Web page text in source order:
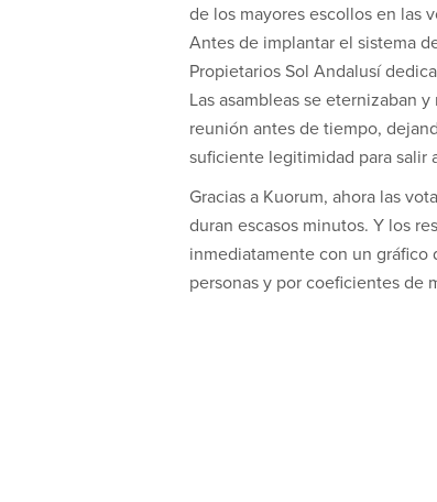
de los mayores escollos en las
Antes de implantar el sistema
Propietarios Sol Andalusí
Las asambleas se eternizaban
reunión antes de tiempo,
suficiente legitimidad para salir
Gracias a Kuorum, ahora las
duran escasos minutos. Y los
inmediatamente con un gráfico
personas y por coeficientes de